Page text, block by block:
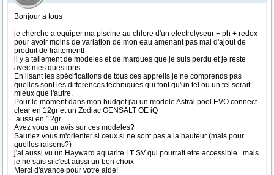
Bonjour a tous
je cherche a equiper ma piscine au chlore d'un electrolyseur + ph + redox
pour avoir moins de variation de mon eau amenant pas mal d'ajout de
produit de traitement!
il y a tellement de modeles et de marques que je suis perdu et je reste
avec mes questions.
En lisant les spécifications de tous ces appreils je ne comprends pas
quelles sont les differences techniques qui font qu'un tel ou un tel serait
mieux que l'autre.
Pour le moment dans mon budget j'ai un modele Astral pool EVO connect
clear en 12gr et un Zodiac GENSALT OE iQ
aussi en 12gr
Avez vous un avis sur ces modeles?
Sauriez vous m'orienter si ceux si ne sont pas a la hauteur (mais pour
quelles raisons?)
j'ai aussi vu un Hayward aquarite LT SV qui pourrait etre accessible...mais
je ne sais si c'est aussi un bon choix
Merci d'avance pour votre aide!